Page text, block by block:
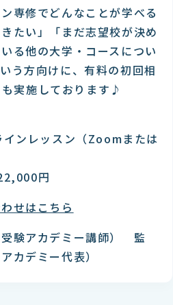
専修でどんなことが学べる
たい」「まだ志望校が決め
る他の大学・コースについ
う方向けに、有料の初回相
実施しております♪
インレッスン（Zoomまたは
円
せはこちら
験アカデミー講師） 監
カデミー代表）